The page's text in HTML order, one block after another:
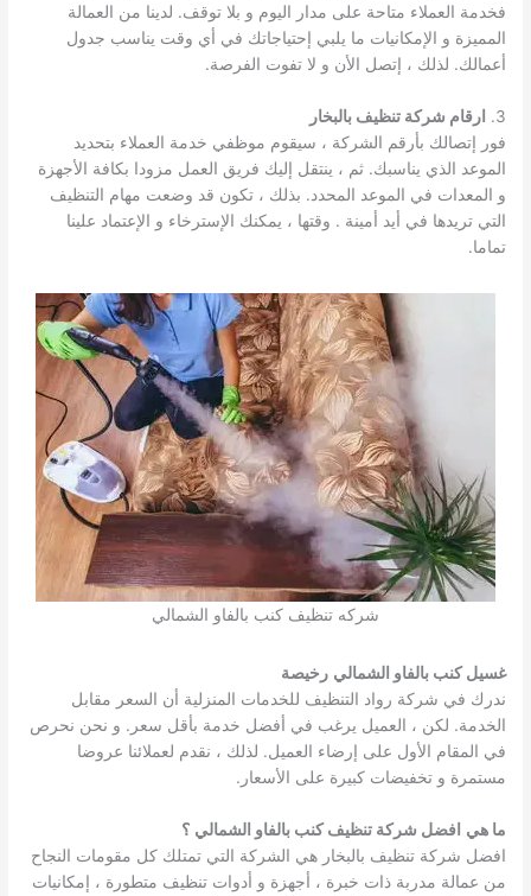
فخدمة العملاء متاحة على مدار اليوم و بلا توقف. لدينا من العمالة
المميزة و الإمكانيات ما يلبي إحتياجاتك في أي وقت يناسب جدول
أعمالك. لذلك ، إتصل الأن و لا تفوت الفرصة.
3.
ارقام شركة تنظيف بالبخار
فور إتصالك بأرقم الشركة ، سيقوم موظفي خدمة العملاء بتحديد
الموعد الذي يناسبك. ثم ، ينتقل إليك فريق العمل مزودا بكافة الأجهزة
و المعدات في الموعد المحدد. بذلك ، تكون قد وضعت مهام التنظيف
التي تريدها في أيد أمينة . وقتها ، يمكنك الإسترخاء و الإعتماد علينا
تماما.
شركه تنظيف كنب بالفاو الشمالي
غسيل كنب بالفاو الشمالي رخيصة
ندرك في شركة رواد التنظيف للخدمات المنزلية أن السعر مقابل
الخدمة. لكن ، العميل يرغب في أفضل خدمة بأقل سعر. و نحن نحرص
في المقام الأول على إرضاء العميل. لذلك ، نقدم لعملائنا عروضا
مستمرة و تخفيضات كبيرة على الأسعار.
ما هي افضل شركة تنظيف كنب بالفاو الشمالي ؟
افضل شركة تنظيف بالبخار هي الشركة التي تمتلك كل مقومات النجاح
من عمالة مدربة ذات خبرة ، أجهزة و أدوات تنظيف متطورة ، إمكانيات